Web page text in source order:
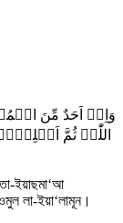
وَاِنۡ اَحَدٌ مِّنَ
اللّٰہِ ثُمَّ
ইয়াছমা‘আ
লা-ইয়া‘লামূন।